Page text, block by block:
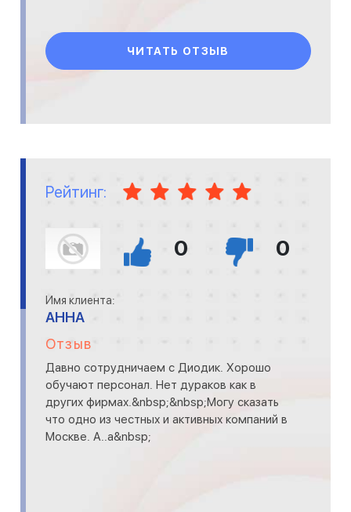
ЧИТАТЬ ОТЗЫВ
Рейтинг:
0 0
Имя клиента:
АННА
Отзыв
Давно сотрудничаем с Диодик. Хорошо
обучают персонал. Нет дураков как в
других фирмах.&nbsp;&nbsp;Могу сказать
что одно из честных и активных компаний в
Москве. А..а&nbsp;